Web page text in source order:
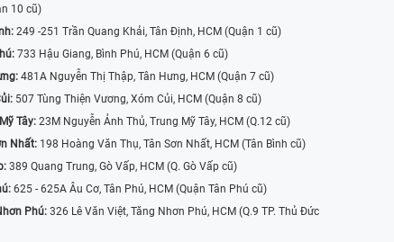
10 cũ)
249 -251 Trần Quang Khải, Tân Định, HCM (Quận 1 cũ)
733 Hậu Giang, Bình Phú, HCM (Quận 6 cũ)
481A Nguyễn Thị Thập, Tân Hưng, HCM (Quận 7 cũ)
507 Tùng Thiện Vương, Xóm Củi, HCM (Quận 8 cũ)
Tây: 23M Nguyễn Ảnh Thủ, Trung Mỹ Tây, HCM (Q.12 cũ)
Nhất: 198 Hoàng Văn Thụ, Tân Sơn Nhất, HCM (Tân Bình cũ)
389 Quang Trung, Gò Vấp, HCM (Q. Gò Vấp cũ)
625 - 625A Âu Cơ, Tân Phú, HCM (Quận Tân Phú cũ)
Phú: 326 Lê Văn Việt, Tăng Nhơn Phú, HCM (Q.9 TP. Thủ Đức